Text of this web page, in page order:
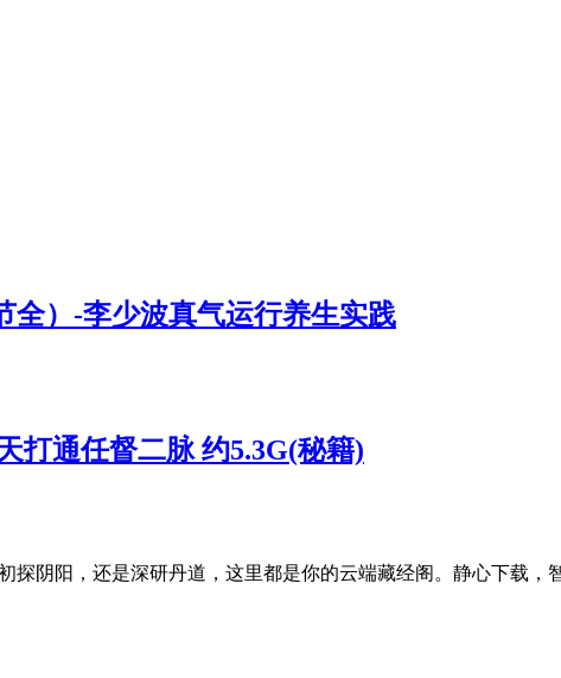
全）-李少波真气运行养生实践
打通任督二脉 约5.3G(秘籍)
阴阳，还是深研丹道，这里都是你的云端藏经阁。静心下载，